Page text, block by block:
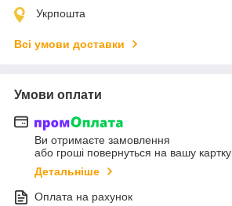
Укрпошта
Всі умови доставки
Умови оплати
Ви отримаєте замовлення
або гроші повернуться на вашу картку
Детальніше
Оплата на рахунок